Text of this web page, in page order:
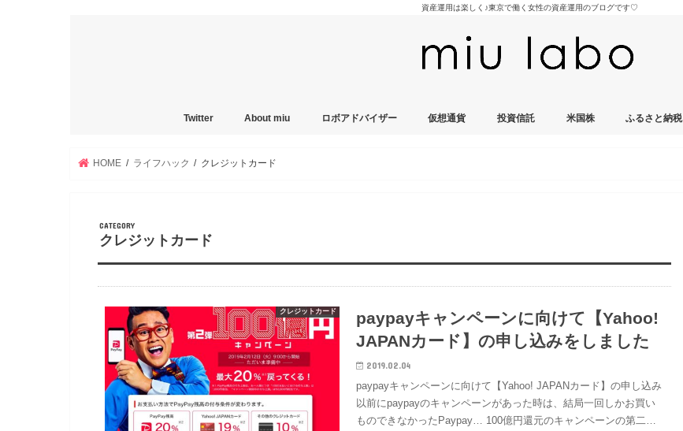
資産運用は楽しく♪東京で働く女性の資産運用のブログです♡
Twitter About miu ロボアドバイザー 仮想通貨 投資信託 米国株 ふるさと納税
HOME ライフハック クレジットカード
クレジットカード
クレジットカード
paypayキャンペーンに向けて【Yahoo!
JAPANカード】の申し込みをしました
2019.02.04
paypayキャンペーンに向けて【Yahoo! JAPANカード】の申し込み
以前にpaypayのキャンペーンがあった時は、結局一回しかお買い
ものできなかったPaypay… 100億円還元のキャンペーンの第二…